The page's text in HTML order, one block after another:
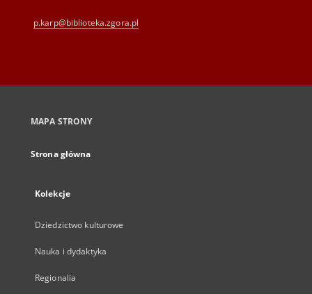
p.karp@biblioteka.zgora.pl
MAPA STRONY
Strona główna
Kolekcje
Dziedzictwo kulturowe
Nauka i dydaktyka
Regionalia